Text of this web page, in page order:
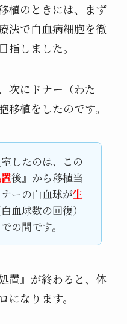
植のときには、まず
法で白血病細胞を徹
指しました。
次にドナー（わた
移植をしたのです。
したのは、この
後』から移植当
ーの白血球が生
血球数の回復）
の間です。
置』が終わると、体
なります。